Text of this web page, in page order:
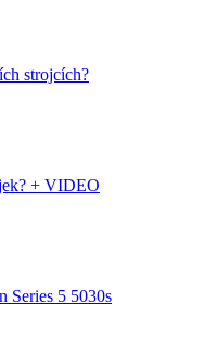
strojcích?
+ VIDEO
Series 5 5030s